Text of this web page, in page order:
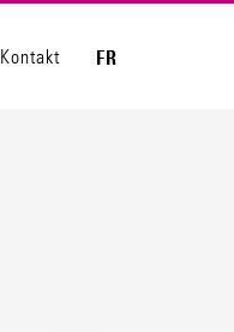
Kontakt FR